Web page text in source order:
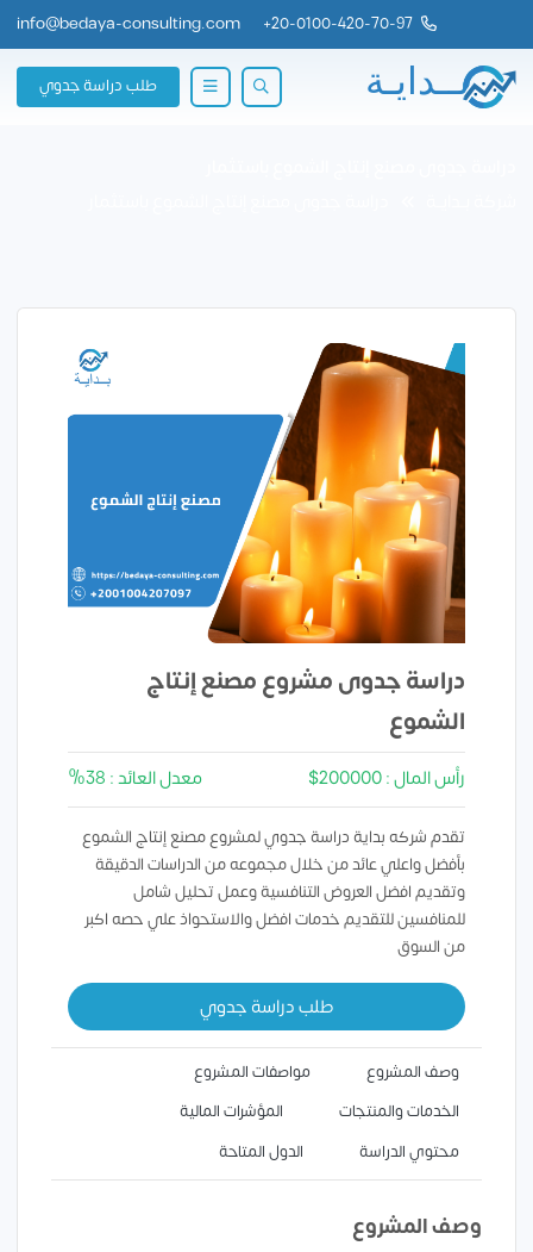
20-0100-420-70-97
+
info@bedaya-consulting.com
طلب دراسة جدوي
دراسة جدوى مشروع مصنع إنتاج
الشموع
رأس المال : 200000$ معدل العائد : 38%
تقدم شركه بداية دراسة جدوي لمشروع مصنع إنتاج الشموع
بأفضل واعلي عائد من خلال مجموعه من الدراسات الدقيقة
وتقديم افضل العروض التنافسية وعمل تحليل شامل
للمنافسين للتقديم خدمات افضل والاستحواذ علي حصه اكبر
من السوق
طلب دراسة جدوي
وصف المشروع
مواصفات المشروع
الخدمات والمنتجات
المؤشرات المالية
محتوي الدراسة
الدول المتاحة
وصف المشروع